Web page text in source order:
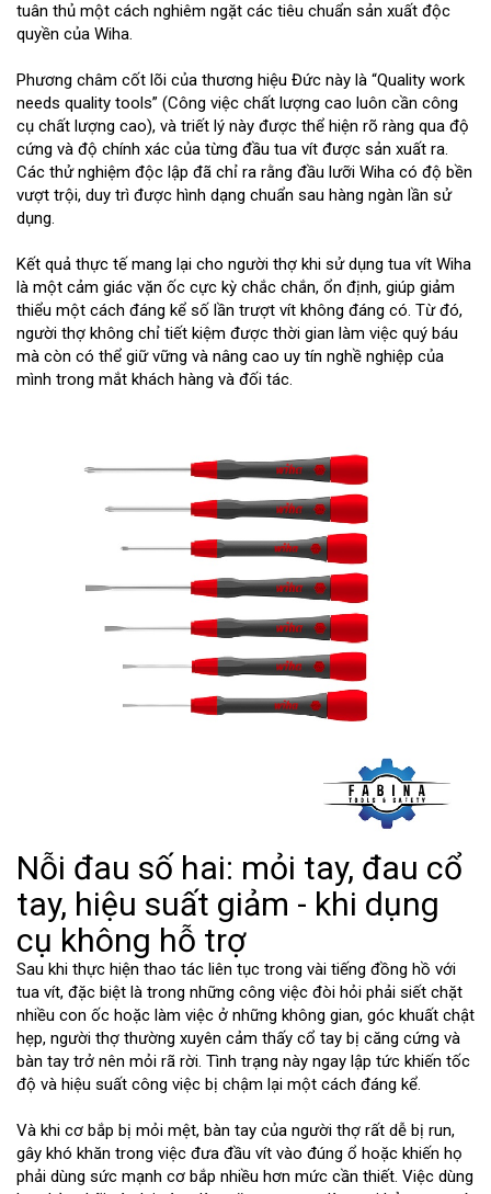
tuân thủ một cách nghiêm ngặt các tiêu chuẩn sản xuất độc
quyền của Wiha.
Phương châm cốt lõi của thương hiệu Đức này là “Quality work
needs quality tools” (Công việc chất lượng cao luôn cần công
cụ chất lượng cao), và triết lý này được thể hiện rõ ràng qua độ
cứng và độ chính xác của từng đầu tua vít được sản xuất ra.
Các thử nghiệm độc lập đã chỉ ra rằng đầu lưỡi Wiha có độ bền
vượt trội, duy trì được hình dạng chuẩn sau hàng ngàn lần sử
dụng.
Kết quả thực tế mang lại cho người thợ khi sử dụng tua vít Wiha
là một cảm giác vặn ốc cực kỳ chắc chắn, ổn định, giúp giảm
thiểu một cách đáng kể số lần trượt vít không đáng có. Từ đó,
người thợ không chỉ tiết kiệm được thời gian làm việc quý báu
mà còn có thể giữ vững và nâng cao uy tín nghề nghiệp của
mình trong mắt khách hàng và đối tác.
Nỗi đau số hai: mỏi tay, đau cổ
tay, hiệu suất giảm - khi dụng
cụ không hỗ trợ
Sau khi thực hiện thao tác liên tục trong vài tiếng đồng hồ với
tua vít, đặc biệt là trong những công việc đòi hỏi phải siết chặt
nhiều con ốc hoặc làm việc ở những không gian, góc khuất chật
hẹp, người thợ thường xuyên cảm thấy cổ tay bị căng cứng và
bàn tay trở nên mỏi rã rời. Tình trạng này ngay lập tức khiến tốc
độ và hiệu suất công việc bị chậm lại một cách đáng kể.
Và khi cơ bắp bị mỏi mệt, bàn tay của người thợ rất dễ bị run,
gây khó khăn trong việc đưa đầu vít vào đúng ổ hoặc khiến họ
phải dùng sức mạnh cơ bắp nhiều hơn mức cần thiết. Việc dùng